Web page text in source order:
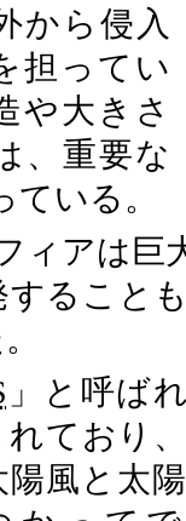
から侵入
担ってい
や大きさ
、重要な
いる。
ィアは巨
すること
」と呼ば
ており
風と太